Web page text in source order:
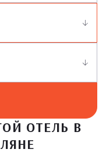
ОТЕЛЬ В